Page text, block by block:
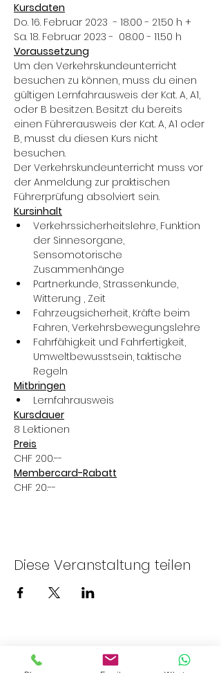
Kursdaten
Do. 16. Februar 2023  - 18.00 - 21.50 h +
Sa. 18. Februar 2023 -  08.00 - 11.50 h
Voraussetzung
Um den Verkehrskundeunterricht
besuchen zu können, muss du einen
gültigen Lernfahrausweis der Kat. A, A1,
oder B besitzen. Besitzt du bereits
einen Führerausweis der Kat. A, A1 oder
B, musst du diesen Kurs nicht
besuchen.
Der Verkehrskundeunterricht muss vor
der Anmeldung zur praktischen
Führerprüfung absolviert sein.
Kursinhalt
Verkehrssicherheitslehre, Funktion
der Sinnesorgane,
Sensomotorische
Zusammenhänge
Partnerkunde, Strassenkunde,
Witterung , Zeit
Fahrzeugsicherheit, Kräfte beim
Fahren, Verkehrsbewegungslehre
Fahrfähigkeit und Fahrfertigkeit,
Umweltbewusstsein, taktische
Regeln
Mitbringen
Lernfahrausweis
Kursdauer
8 Lektionen
Preis
CHF 200.--
Membercard-Rabatt
CHF 20.--
Diese Veranstaltung teilen